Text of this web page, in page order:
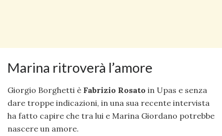
Marina ritroverà l’amore
Giorgio Borghetti è Fabrizio Rosato in Upas e senza
dare troppe indicazioni, in una sua recente intervista
ha fatto capire che tra lui e Marina Giordano potrebbe
nascere un amore.